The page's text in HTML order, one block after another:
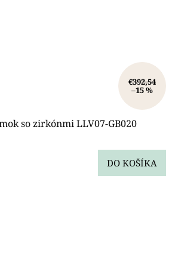
€392,54
–15 %
so zirkónmi LLV07-GB020
DO KOŠÍKA